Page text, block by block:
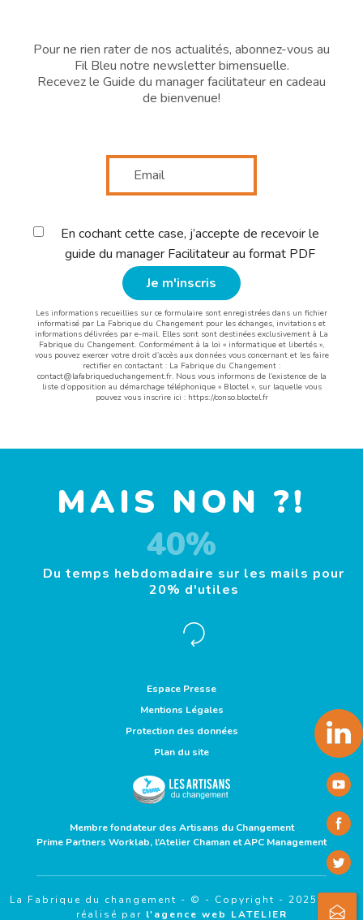
Pour ne rien rater de nos actualités, abonnez-vous au
Fil Bleu notre newsletter bimensuelle.
Recevez le Guide du manager facilitateur en cadeau
de bienvenue!
En cochant cette case, j’accepte de recevoir le
guide du manager Facilitateur au format PDF
Les informations recueillies sur ce formulaire sont enregistrées dans un fichier
informatisé par La Fabrique du Changement pour les échanges, invitations et
informations délivrées par e-mail. Elles sont sont destinées exclusivement à La
Fabrique du Changement. Conformément à la loi « informatique et libertés »,
vous pouvez exercer votre droit d’accès aux données vous concernant et les faire
rectifier en contactant : La Fabrique du Changement :
contact@lafabriqueduchangement.fr. Nous vous informons de l’existence de la
liste d’opposition au démarchage téléphonique « Bloctel », sur laquelle vous
pouvez vous inscrire ici : https://conso.bloctel.fr
MAIS NON ?!
40%
Du temps hebdomadaire sur les mails pour
20% d'utiles
Espace Presse
Mentions Légales
Protection des données
Plan du site
Membre fondateur des Artisans du Changement
Prime Partners Worklab, l’Atelier Chaman etAPC Management
La Fabrique du changement - © - Copyright - 2025 - site
réalisé par l'agence web LATELIER